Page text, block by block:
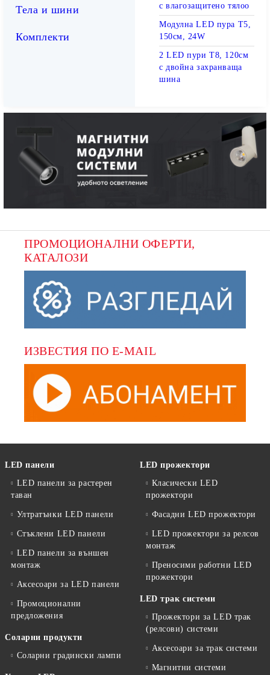
Тела и шини
Комплекти
с влагозащитено тялоо
Модулна LED пура T5,
150см, 24W
2 LED пури T8, 120см
с двойна захранваща
шина
ПРОМОЦИОНАЛНИ ОФЕРТИ,
КАТАЛОЗИ
ИЗВЕСТИЯ ПО E-MAIL
LED панели
LED панели за растерен
таван
Ултратънки LED панели
Стъклени LED панели
LED панели за външен
монтаж
Аксесоари за LED панели
Промоционални
предложения
Соларни продукти
Соларни градински лампи
LED прожектори
Класически LED
прожектори
Фасадни LED прожектори
LED прожектори за релсов
монтаж
Преносими работни LED
прожектори
LED трак системи
Прожектори за LED трак
(релсови) системи
Аксесоари за трак системи
Магнитни системи